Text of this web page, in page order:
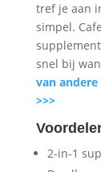
tref je aan
simpel.
snel bij
van andere
>>>
2-in-1